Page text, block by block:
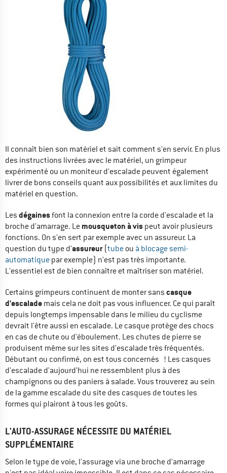
Il connaît bien son matériel et sait comment s'en servir. En plus
des instructions livrées avec le matériel, un grimpeur
expérimenté ou un moniteur d'escalade peuvent également
livrer de bons conseils quant aux possibilités et aux limites du
matériel en question.
Les dégainesfont la connexion entre la corde d'escalade et la
broche d'amarrage. Le mousqueton à vis peut avoir plusieurs
fonctions. On s'en sert par exemple avec un assureur. La
question du type d'assureur(tube ou à blocage semi-
automatique par exemple) n'est pas très importante.
L'essentiel est de bien connaître et maîtriser son matériel.
Certains grimpeurs continuent de monter sans casque
d'escalade mais cela ne doit pas vous influencer. Ce qui paraît
depuis longtemps impensable dans le milieu du cyclisme
devrait l'être aussi en escalade. Le casque protège des chocs
en cas de chute ou d'éboulement. Les chutes de pierre se
produisent même sur les sites d'escalade très fréquentés.
Débutant ou confirmé, on est tous concernés ! Les casques
d'escalade d'aujourd'hui ne ressemblent plus à des
champignons ou des paniers à salade. Vous trouverez au sein
de la gamme escalade du site des casques de toutes les
formes qui plairont à tous les goûts.
L'AUTO-ASSURAGE NÉCESSITE DU MATÉRIEL
SUPPLÉMENTAIRE
Selon le type de voie, l'assurage via une broche d'amarrage